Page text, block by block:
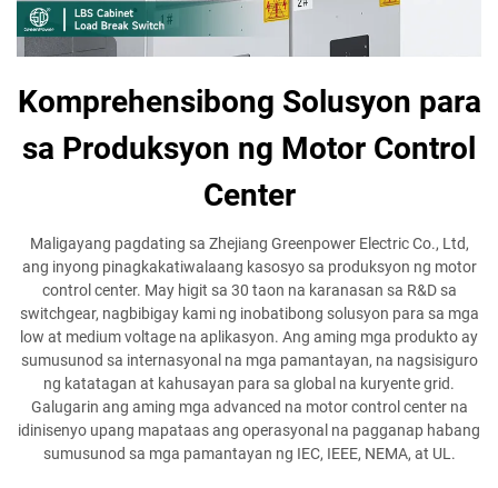
Komprehensibong Solusyon para
sa Produksyon ng Motor Control
Center
Maligayang pagdating sa Zhejiang Greenpower Electric Co., Ltd,
ang inyong pinagkakatiwalaang kasosyo sa produksyon ng motor
control center. May higit sa 30 taon na karanasan sa R&D sa
switchgear, nagbibigay kami ng inobatibong solusyon para sa mga
low at medium voltage na aplikasyon. Ang aming mga produkto ay
sumusunod sa internasyonal na mga pamantayan, na nagsisiguro
ng katatagan at kahusayan para sa global na kuryente grid.
Galugarin ang aming mga advanced na motor control center na
idinisenyo upang mapataas ang operasyonal na pagganap habang
sumusunod sa mga pamantayan ng IEC, IEEE, NEMA, at UL.